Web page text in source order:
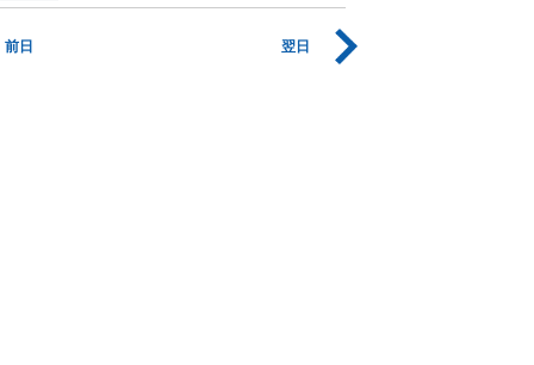
前日 翌日